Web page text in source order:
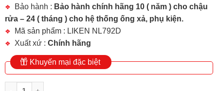
Bảo hành : Bảo hành chính hãng 10 ( năm ) cho chậu
rửa – 24 ( tháng ) cho hệ thống ống xả, phụ kiện.
Mã sản phẩm : LIKEN NL792D
Xuất xứ : Chính hãng
Khuyến mại đặc biệt
CHẬU RỬA BÁT 1 HỐ NOBINOX LIKEN NL792D số lượng